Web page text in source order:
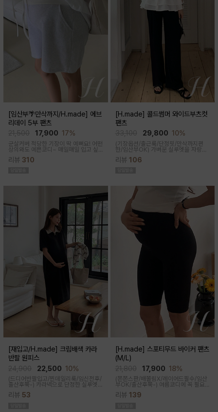
[임산부🌴만삭까지/H.made] 에브
리데이 5부 팬츠
17,900 17%
군살커버 적당한 기장이 딱 예뻐요! 어떤
상의와도 예쁜코디~ 매일매일 입고 싶
한 5부 기장감으로 군살커버
리뷰 310
[H.made] 콜드썸머 와이드부츠컷
팬츠
29,800 10%
(기장옵션/출근룩/단정핏/만삭까지편
한/임산부OK) 가벼운 실루엣을 자랑하
단감과 디자인으로 쾌적하게 착용돼요
리뷰 106
[재입고/H.made] 크림배색 카라
반팔 원피스
22,500 10%
(드디어반팔입고/찐데일리룩/임신전후/
출산후쭉-) 카라넥으로 단정한 실루엣
과 배색 디테일이 들어가면서 전체적으
로 여유있는 핏감과 미운 군살을 가려주
리뷰 53
[H.made] 스포티무드 바이커 팬츠
(M/L)
17,900 18%
(쫀쫀스판/배쫄림X/레이어드필수/임산
부OK/출산후쭉-) 여름코디에 꼭 필요
한 핫아이템, 스포티한 무드의 바이커팬
츠!쫀쫀한 다리라인과 배부분은 부드럽
리뷰 139